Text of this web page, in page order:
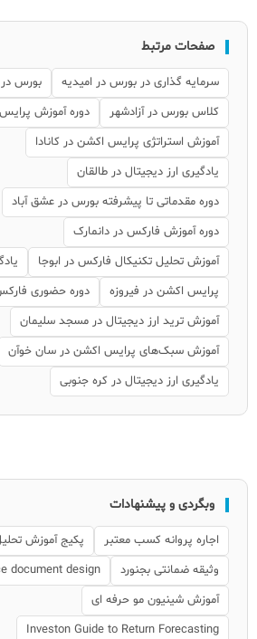
صفحات مرتبط
سرمایه گذاری در بورس در امیدیه
بورس
کلاس بورس در آزادشهر
دوره آموزش
آموزش استراتژی پرایس اکشن در کانادا
یادگیری ارز دیجیتال در طالقان
دوره مقدماتی تا پیشرفته بورس در عشق آباد
دوره آموزش فارکس در دانمارک
آموزش تحلیل تکنیکال فارکس در ابوجا
پرایس اکشن در فیروزه
دوره حضوری
آموزش ترید ارز دیجیتال در مسجد سلیمان
آموزش سبک‌های پرایس اکشن در سان خوآن
یادگیری ارز دیجیتال در کره جنوبی
وبگردی و پیشنهادات
اجاره پروانه کسب معتبر
پکیج آموزش تحلیل
وثیقه ضمانتی بجنورد
document design
آموزش شینیون مو حرفه ای
Investon Guide to Return Forecasting